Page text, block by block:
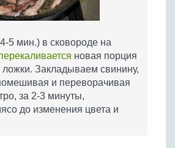
5 мин.) в сковороде на
новая порция
ложки. Закладываем свинину,
и переворачивая
за 2-3 минуты,
до изменения цвета и